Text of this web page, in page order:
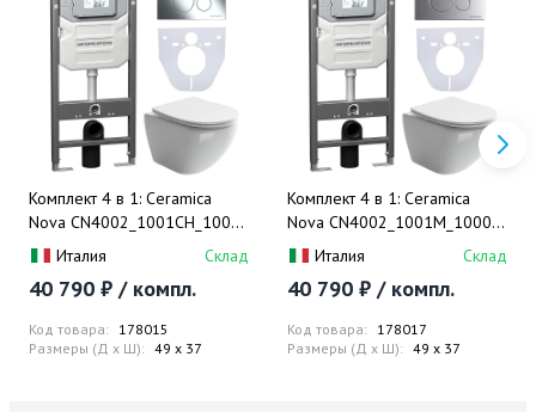
Комплект 4 в 1: Ceramica
Nova CN4002_1001CH_1000
Унитаз подвесной Metropol
Envision + Шумоизоляция +
Италия Склад
40 790 ₽ / компл.
Код товара: 178015
Размеры (Д x Ш): 49 x 37
Комплект 4 в 1: Ceramica
Nova CN4002_1001M_1000
Унитаз подвесной Metropol
Envision + Шумоизоляция +
мат)
Италия Склад
40 790 ₽ / компл.
Код товара: 178017
Размеры (Д x Ш): 49 x 37